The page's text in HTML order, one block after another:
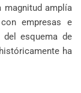
magnitud amplía
empresas e
del esquema de
ha